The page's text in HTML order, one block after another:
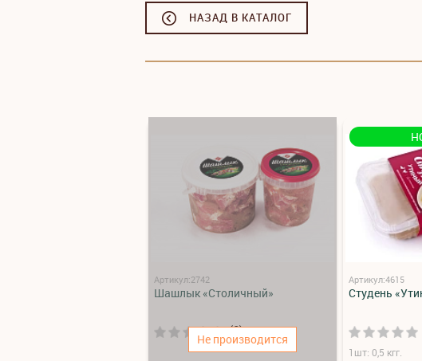
НАЗАД В КАТАЛОГ
Не производится
Артикул:2742
Шашлык «Столичный»
(0)
Артикул:4615
Студень
1шт: 0,5 кгг.